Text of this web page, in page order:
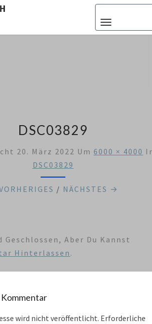
DSC03829
20. März 2022 Um 6000 × 4000
DSC03829
/ NÄCHSTES →
Geschlossen, Aber Du Kannst
Hinterlassen .
wird nicht veröffentlicht. Erforderliche